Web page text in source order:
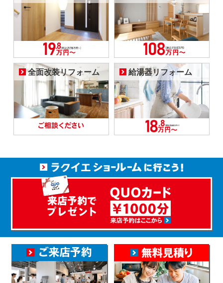
全面改装リフォーム 給湯器リフォーム